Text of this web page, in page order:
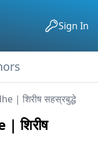
Sign In
| शिरीष सहस्रबुद्धे
शिरीष